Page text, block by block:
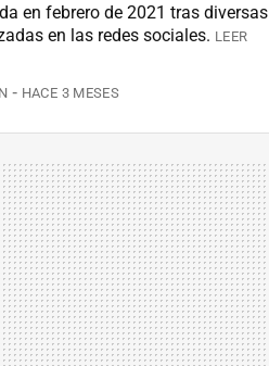
en febrero de 2021 tras diversas
en las redes sociales. LEER
HACE 3 MESES